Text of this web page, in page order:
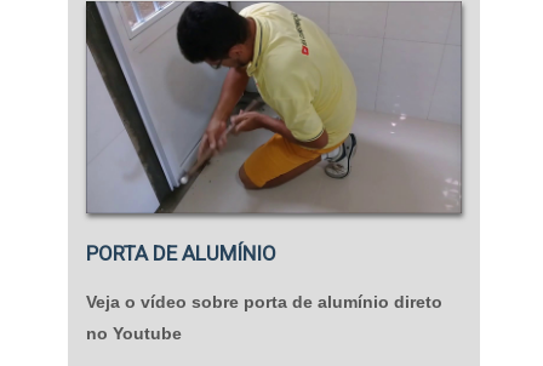
PORTA DE ALUMÍNIO
Veja o vídeo sobre porta de alumínio direto
no Youtube